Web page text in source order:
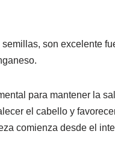
son excelente
para mantener la
el cabello y
comienza desde el